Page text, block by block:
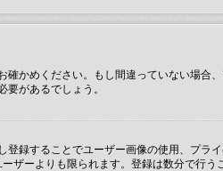
かめください。もし間違っていない場合
があるでしょう。
録することでユーザー画像の使用、プラ
ーよりも限られます。登録は数分で行